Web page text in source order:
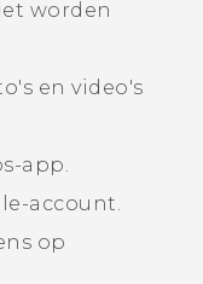
worden
en video's
-app.
-account.
op